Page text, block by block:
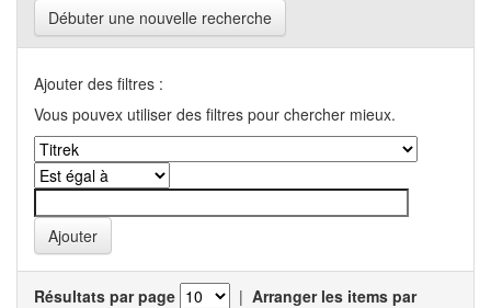
Débuter une nouvelle recherche
Ajouter des filtres :
Vous pouvex utiliser des filtres pour chercher mieux.
Résultats par page | Arranger les items par